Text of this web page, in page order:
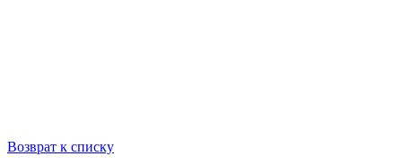
Возврат к списку